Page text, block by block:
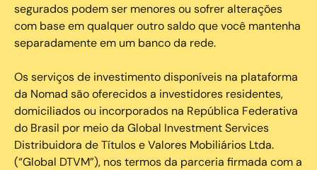
segurados podem ser menores ou sofrer alterações
com base em qualquer outro saldo que você mantenha
separadamente em um banco da rede.
Os serviços de investimento disponíveis na plataforma
da Nomad são oferecidos a investidores residentes,
domiciliados ou incorporados na República Federativa
do Brasil por meio da Global Investment Services
Distribuidora de Títulos e Valores Mobiliários Ltda.
(“Global DTVM”), nos termos da parceria firmada com a